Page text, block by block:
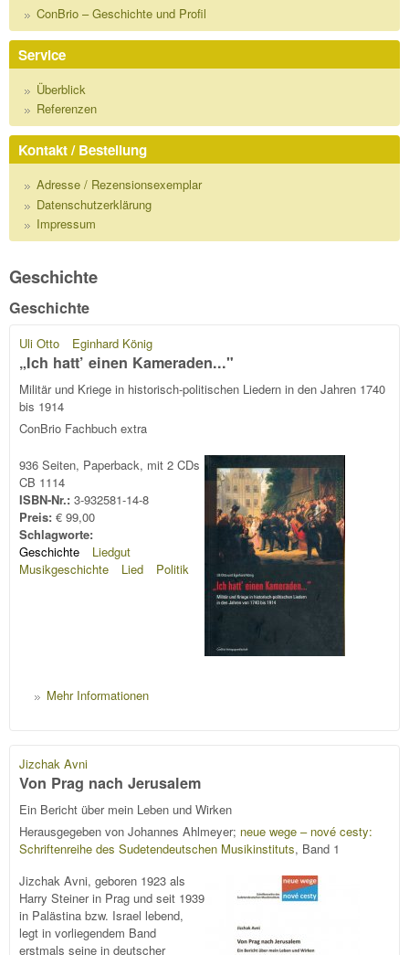
ConBrio – Geschichte und Profil
Service
Überblick
Referenzen
Kontakt / Bestellung
Adresse / Rezensionsexemplar
Datenschutzerklärung
Impressum
Geschichte
Geschichte
Uli Otto Eginhard König
„Ich hatt’ einen Kameraden..."
Militär und Kriege in historisch-politischen Liedern in den Jahren 1740
bis 1914
ConBrio Fachbuch extra
936 Seiten, Paperback, mit 2 CDs
CB 1114
ISBN-Nr.: 3-932581-14-8
Preis: € 99,00
Schlagworte:
Geschichte
Liedgut
Musikgeschichte
Lied Politik
Mehr Informationen
Jizchak Avni
Von Prag nach Jerusalem
Ein Bericht über mein Leben und Wirken
Herausgegeben von Johannes Ahlmeyer; neue wege – nové cesty:
Schriftenreihe des Sudetendeutschen Musikinstituts, Band 1
Jizchak Avni, geboren 1923 als
Harry Steiner in Prag und seit 1939
in Palästina bzw. Israel lebend,
legt in vorliegendem Band
erstmals seine in deutscher